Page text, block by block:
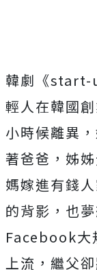
韓劇《start-
輕人在韓國
小時候離異
著爸爸，姊
媽嫁進有錢
的背影，也
Facebook大
上流，繼父